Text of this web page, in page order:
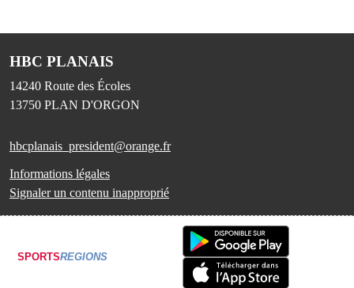
HBC PLANAIS
14240 Route des Écoles
13750 PLAN D'ORGON
hbcplanais_president@orange.fr
Informations légales
Signaler un contenu inapproprié
SPORTSREGIONS